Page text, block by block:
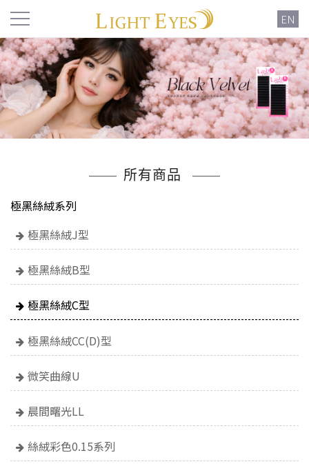
EN
所有商品
極黑絲絨系列
極黑絲絨J型
極黑絲絨B型
極黑絲絨C型
極黑絲絨CC(D)型
微笑曲線U
晨間曙光LL
絲絨彩色0.15系列